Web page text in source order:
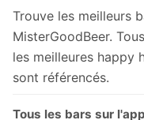
Trouve les meilleurs
MisterGoodBeer.
les meilleures happy
sont référencés.
Tous les bars sur